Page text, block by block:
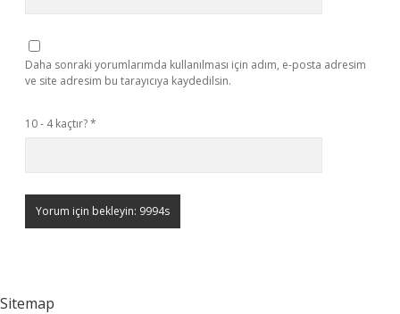
Daha sonraki yorumlarımda kullanılması için adım, e-posta adresim
ve site adresim bu tarayıcıya kaydedilsin.
10 - 4 kaçtır?*
Sitemap